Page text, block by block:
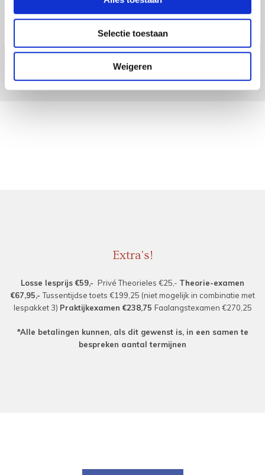
Selectie toestaan
Weigeren
Extra's!
Losse lesprijs €59,- Privé Theorieles €25,- Theorie-examen
€67,95,-Tussentijdse toets €199,25 (niet mogelijk in combinatie met
lespakket 3) Praktijkexamen €238,75 Faalangstexamen €270,25
*Alle betalingen kunnen, als dit gewenst is, in een samen te
bespreken aantal termijnen